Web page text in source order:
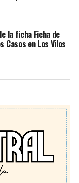
la ficha Ficha de
Casos en Los Vilos